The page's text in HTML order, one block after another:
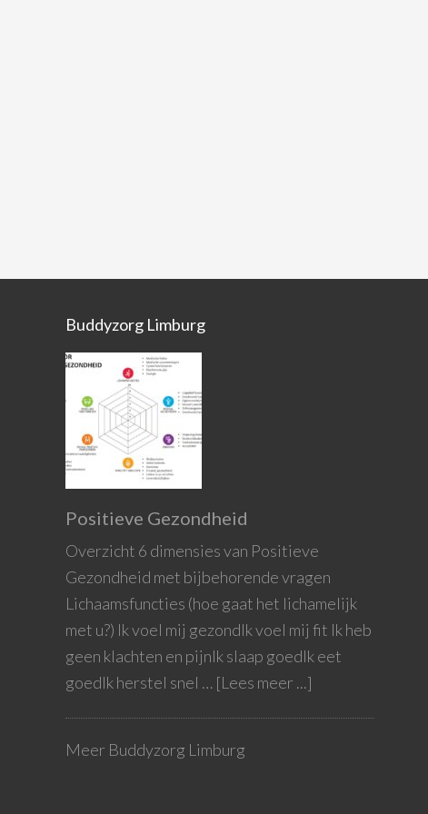
Buddyzorg Limburg
Positieve Gezondheid
Overzicht 6 dimensies van Positieve
Gezondheid met bijbehorende vragen
Lichaamsfuncties (hoe gaat het lichamelijk
met u?) Ik voel mij gezondIk voel mij fit Ik heb
geen klachten en pijnIk slaap goedIk eet
goedIk herstel snel … [Lees meer ...]
Meer Buddyzorg Limburg